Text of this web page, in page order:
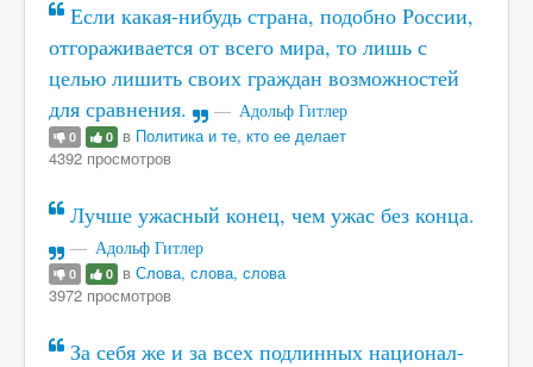
Если какая-нибудь страна, подобно России,
отгораживается от всего мира, то лишь с
целью лишить своих граждан возможностей
для сравнения.
Адольф Гитлер
0 0 в Политика и те, кто ее делает
4392 просмотров
Лучше ужасный конец, чем ужас без конца.
Адольф Гитлер
0 0 в Слова, слова, слова
3972 просмотров
За себя же и за всех подлинных национал-